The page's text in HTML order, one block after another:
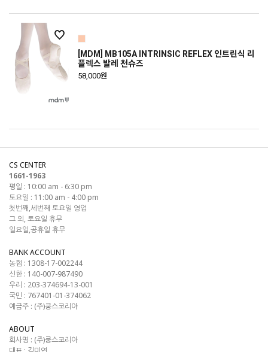
[MDM] MB105A INTRINSIC REFLEX 인트린식 리
플렉스 발레 천슈즈
58,000원
CS CENTER
1661-1963
평일 : 10:00 am - 6:30 pm
토요일 : 11:00 am - 4:00 pm
첫번째,세번째 토요일 영업
그 외, 토요일 휴무
일요일,공휴일 휴무
BANK ACCOUNT
농협 : 1308-17-002244
신한 : 140-007-987490
우리 : 203-374694-13-001
국민 : 767401-01-374062
예금주 : (주)쿵스코리아
ABOUT
회사명 : (주)쿵스코리아